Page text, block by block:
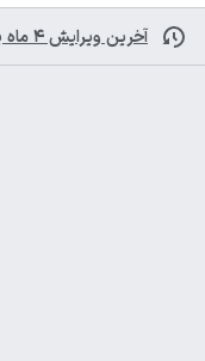
آخرین ویرایش ۴ ماه پیش